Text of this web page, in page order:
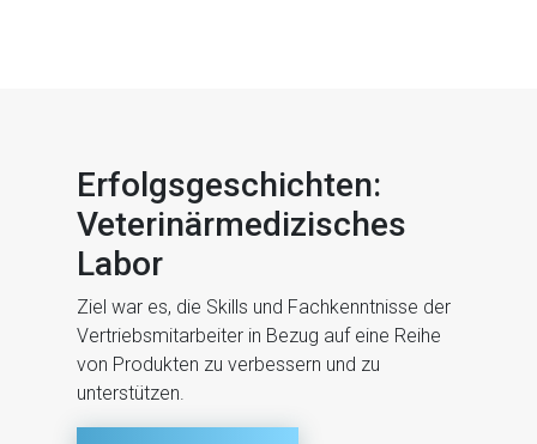
Erfolgsgeschichten:
Veterinärmedizisches
Labor
Ziel war es, die Skills und Fachkenntnisse der
Vertriebsmitarbeiter in Bezug auf eine Reihe
von Produkten zu verbessern und zu
unterstützen.